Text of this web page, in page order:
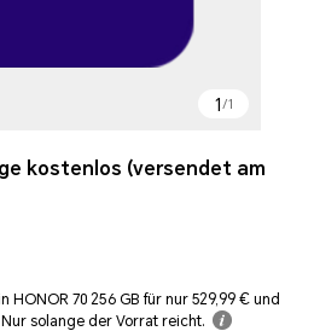
1 /1
kostenlos (versendet am
HONOR 70 256 GB für nur 529,99 € und
solange der Vorrat reicht.